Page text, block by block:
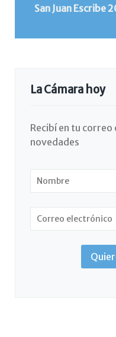
San Juan Escribe
La Cámara hoy
Recibí en tu
novedades